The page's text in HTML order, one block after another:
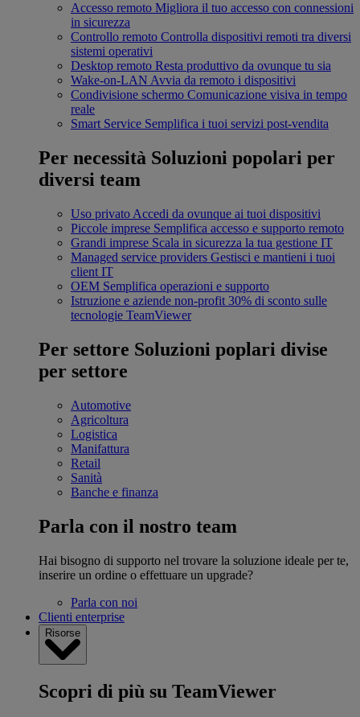
Accesso remoto Migliora il tuo accesso con connessioni
in sicurezza
Controllo remoto Controlla dispositivi remoti tra diversi
sistemi operativi
Desktop remoto Resta produttivo da ovunque tu sia
Wake-on-LAN Avvia da remoto i dispositivi
Condivisione schermo Comunicazione visiva in tempo
reale
Smart Service Semplifica i tuoi servizi post-vendita
Per necessità Soluzioni popolari per
diversi team
Uso privato Accedi da ovunque ai tuoi dispositivi
Piccole imprese Semplifica accesso e supporto remoto
Grandi imprese Scala in sicurezza la tua gestione IT
Managed service providers Gestisci e mantieni i tuoi
client IT
OEM Semplifica operazioni e supporto
Istruzione e aziende non-profit 30% di sconto sulle
tecnologie TeamViewer
Per settore Soluzioni poplari divise
per settore
Automotive
Agricoltura
Logistica
Manifattura
Retail
Sanità
Banche e finanza
Parla con il nostro team
Hai bisogno di supporto nel trovare la soluzione ideale per te,
inserire un ordine o effettuare un upgrade?
Parla con noi
Clienti enterprise
Risorse
Scopri di più su TeamViewer